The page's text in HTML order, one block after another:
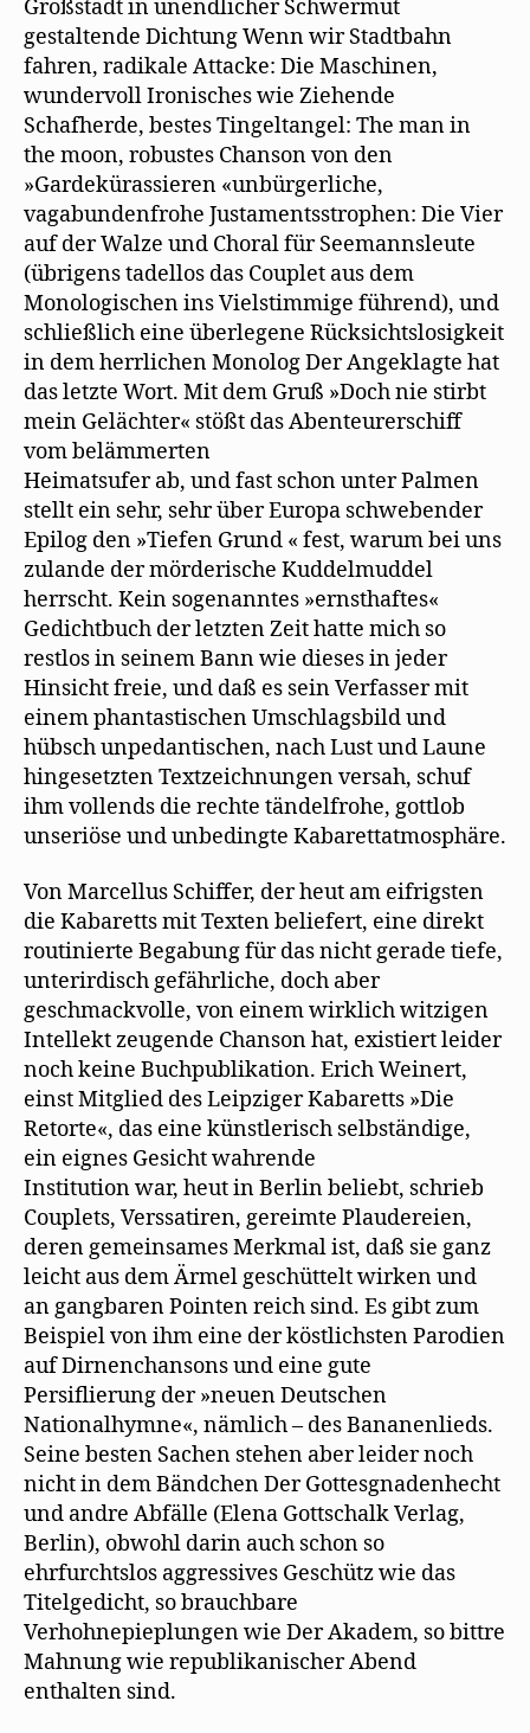
Großstadt in unendlicher Schwermut
gestaltende Dichtung Wenn wir Stadtbahn
fahren, radikale Attacke: Die Maschinen,
wundervoll Ironisches wie Ziehende
Schafherde, bestes Tingeltangel: The man in
the moon, robustes Chanson von den
»Gardekürassieren «unbürgerliche,
vagabundenfrohe Justamentsstrophen: Die Vier
auf der Walze und Choral für Seemannsleute
(übrigens tadellos das Couplet aus dem
Monologischen ins Vielstimmige führend), und
schließlich eine überlegene Rücksichtslosigkeit
in dem herrlichen Monolog Der Angeklagte hat
das letzte Wort. Mit dem Gruß »Doch nie stirbt
mein Gelächter« stößt das Abenteurerschiff
vom belämmerten
Heimatsufer ab, und fast schon unter Palmen
stellt ein sehr, sehr über Europa schwebender
Epilog den »Tiefen Grund « fest, warum bei uns
zulande der mörderische Kuddelmuddel
herrscht. Kein sogenanntes »ernsthaftes«
Gedichtbuch der letzten Zeit hatte mich so
restlos in seinem Bann wie dieses in jeder
Hinsicht freie, und daß es sein Verfasser mit
einem phantastischen Umschlagsbild und
hübsch unpedantischen, nach Lust und Laune
hingesetzten Textzeichnungen versah, schuf
ihm vollends die rechte tändelfrohe, gottlob
unseriöse und unbedingte Kabarettatmosphäre.
Von Marcellus Schiffer, der heut am eifrigsten
die Kabaretts mit Texten beliefert, eine direkt
routinierte Begabung für das nicht gerade tiefe,
unterirdisch gefährliche, doch aber
geschmackvolle, von einem wirklich witzigen
Intellekt zeugende Chanson hat, existiert leider
noch keine Buchpublikation. Erich Weinert,
einst Mitglied des Leipziger Kabaretts »Die
Retorte«, das eine künstlerisch selbständige,
ein eignes Gesicht wahrende
Institution war, heut in Berlin beliebt, schrieb
Couplets, Verssatiren, gereimte Plaudereien,
deren gemeinsames Merkmal ist, daß sie ganz
leicht aus dem Ärmel geschüttelt wirken und
an gangbaren Pointen reich sind. Es gibt zum
Beispiel von ihm eine der köstlichsten Parodien
auf Dirnenchansons und eine gute
Persiflierung der »neuen Deutschen
Nationalhymne«, nämlich – des Bananenlieds.
Seine besten Sachen stehen aber leider noch
nicht in dem Bändchen Der Gottesgnadenhecht
und andre Abfälle (Elena Gottschalk Verlag,
Berlin), obwohl darin auch schon so
ehrfurchtslos aggressives Geschütz wie das
Titelgedicht, so brauchbare
Verhohnepieplungen wie Der Akadem, so bittre
Mahnung wie republikanischer Abend
enthalten sind.